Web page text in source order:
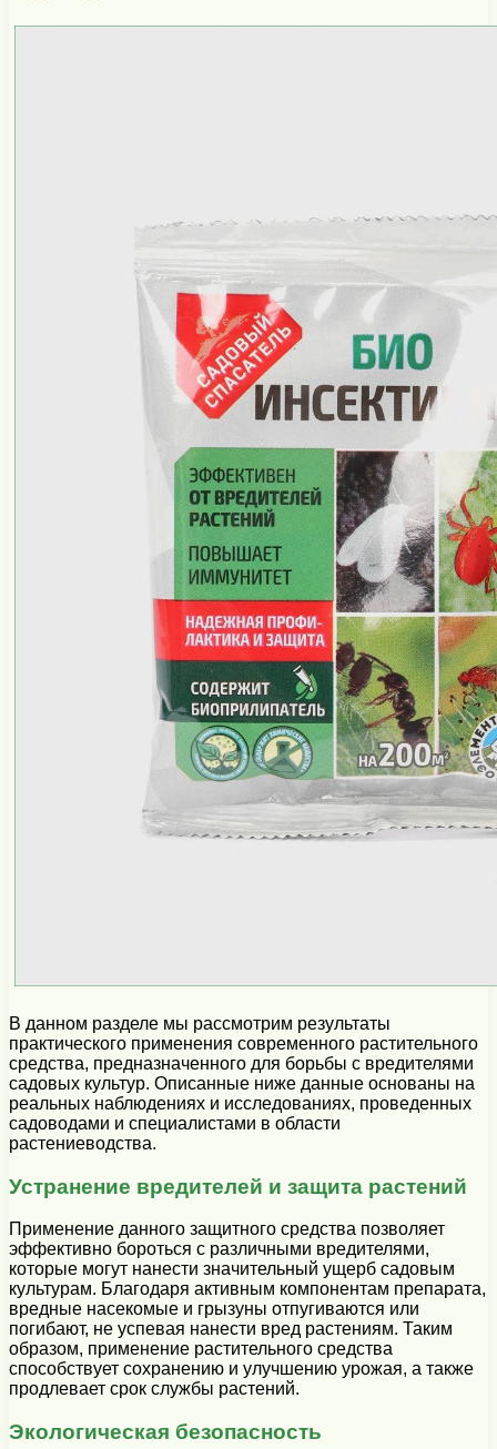
В данном разделе мы рассмотрим результаты
практического применения современного растительного
средства, предназначенного для борьбы с вредителями
садовых культур. Описанные ниже данные основаны на
реальных наблюдениях и исследованиях, проведенных
садоводами и специалистами в области
растениеводства.
Устранение вредителей и защита растений
Применение данного защитного средства позволяет
эффективно бороться с различными вредителями,
которые могут нанести значительный ущерб садовым
культурам. Благодаря активным компонентам препарата,
вредные насекомые и грызуны отпугиваются или
погибают, не успевая нанести вред растениям. Таким
образом, применение растительного средства
способствует сохранению и улучшению урожая, а также
продлевает срок службы растений.
Экологическая безопасность